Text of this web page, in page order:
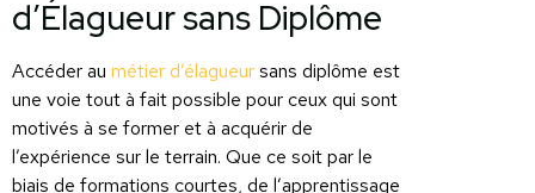
d’Élagueur sans Diplôme
Accéder au métier d’élagueursans diplôme est
une voie tout à fait possible pour ceux qui sont
motivés à se former et à acquérir de
l’expérience sur le terrain. Que ce soit par le
biais de formations courtes, de l’apprentissage